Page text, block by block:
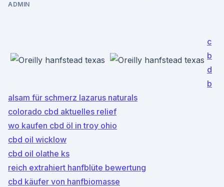
ADMIN
c
b
d
b
alsam für schmerz lazarus naturals
colorado cbd aktuelles relief
wo kaufen cbd öl in troy ohio
cbd oil wicklow
cbd oil olathe ks
reich extrahiert hanfblüte bewertung
cbd käufer von hanfbiomasse